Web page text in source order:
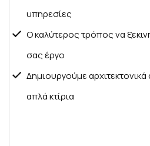
υπηρεσίες
Ο καλύτερος τρόπος να
σας έργο
Δημιουργούμε
απλά κτίρια